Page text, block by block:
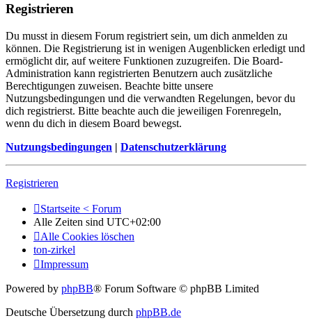
Registrieren
Du musst in diesem Forum registriert sein, um dich anmelden zu
können. Die Registrierung ist in wenigen Augenblicken erledigt und
ermöglicht dir, auf weitere Funktionen zuzugreifen. Die Board-
Administration kann registrierten Benutzern auch zusätzliche
Berechtigungen zuweisen. Beachte bitte unsere
Nutzungsbedingungen und die verwandten Regelungen, bevor du
dich registrierst. Bitte beachte auch die jeweiligen Forenregeln,
wenn du dich in diesem Board bewegst.
Nutzungsbedingungen | Datenschutzerklärung
Registrieren
Startseite < Forum
Alle Zeiten sind UTC+02:00
Alle Cookies löschen
ton-zirkel
Impressum
Powered by phpBB® Forum Software © phpBB Limited
Deutsche Übersetzung durch phpBB.de